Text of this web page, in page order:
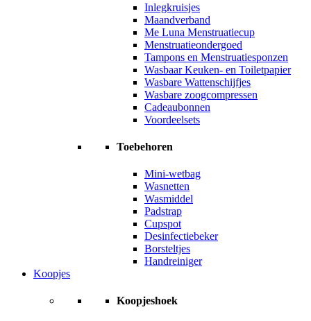
Inlegkruisjes
Maandverband
Me Luna Menstruatiecup
Menstruatieondergoed
Tampons en Menstruatiesponzen
Wasbaar Keuken- en Toiletpapier
Wasbare Wattenschijfjes
Wasbare zoogcompressen
Cadeaubonnen
Voordeelsets
Toebehoren
Mini-wetbag
Wasnetten
Wasmiddel
Padstrap
Cupspot
Desinfectiebeker
Borsteltjes
Handreiniger
Koopjes
Koopjeshoek